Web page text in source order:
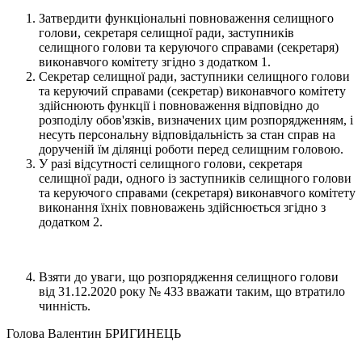
Затвердити функціональні повноваження селищного
голови, секретаря селищної ради, заступників
селищного голови та керуючого справами (секретаря)
виконавчого комітету згідно з додатком 1.
Секретар селищної ради, заступники селищного голови
та керуючий справами (секретар) виконавчого комітету
здійснюють функції і повноваження відповідно до
розподілу обов'язків, визначених цим розпорядженням, і
несуть персональну відповідальність за стан справ на
дорученій їм ділянці роботи перед селищним головою.
У разі відсутності селищного голови, секретаря
селищної ради, одного із заступників селищного голови
та керуючого справами (секретаря) виконавчого комітету
виконання їхніх повноважень здійснюється згідно з
додатком 2.
Взяти до уваги, що розпорядження селищного голови
від 31.12.2020 року № 433 вважати таким, що втратило
чинність.
Голова Валентин БРИГИНЕЦЬ